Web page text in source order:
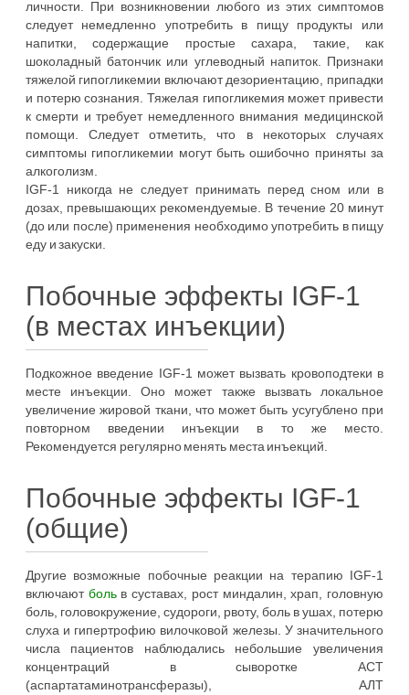
личности. При возникновении любого из этих симптомов
следует немедленно употребить в пищу продукты или
напитки, содержащие простые сахара, такие, как
шоколадный батончик или углеводный напиток. Признаки
тяжелой гипогликемии включают дезориентацию, припадки
и потерю сознания. Тяжелая гипогликемия может привести
к смерти и требует немедленного внимания медицинской
помощи. Следует отметить, что в некоторых случаях
симптомы гипогликемии могут быть ошибочно приняты за
алкоголизм.
IGF-1 никогда не следует принимать перед сном или в
дозах, превышающих рекомендуемые. В течение 20 минут
(до или после) применения необходимо употребить в пищу
еду и закуски.
Побочные эффекты IGF-1
(в местах инъекции)
Подкожное введение IGF-1 может вызвать кровоподтеки в
месте инъекции. Оно может также вызвать локальное
увеличение жировой ткани, что может быть усугублено при
повторном введении инъекции в то же место.
Рекомендуется регулярно менять места инъекций.
Побочные эффекты IGF-1
(общие)
Другие возможные побочные реакции на терапию IGF-1
включают больв суставах, рост миндалин, храп, головную
боль, головокружение, судороги, рвоту, боль в ушах, потерю
слуха и гипертрофию вилочковой железы. У значительного
числа пациентов наблюдались небольшие увеличения
концентраций в сыворотке АСТ
(аспартатаминотрансферазы), АЛТ